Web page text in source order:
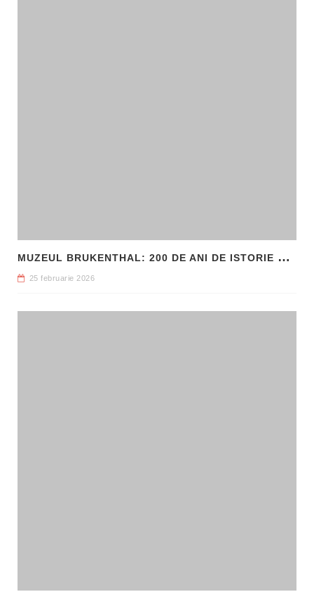
M
UZEUL BRUKENTHAL: 200 DE ANI DE ISTORIE ȘI ARTĂ ÎN INIMA SIBIULUI
25 februarie 2026